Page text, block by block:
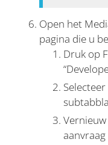
Open het
pagina die u
Druk op
aanvraag